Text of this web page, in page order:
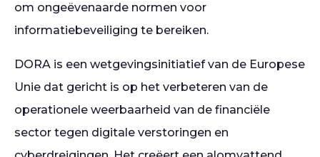
om ongeëvenaarde normen voor
informatiebeveiliging te bereiken.
DORA is een wetgevingsinitiatief van de Europese
Unie dat gericht is op het verbeteren van de
operationele weerbaarheid van de financiële
sector tegen digitale verstoringen en